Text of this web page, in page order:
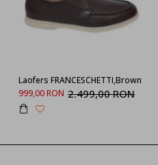
Laofers FRANCESCHETTI,Brown
999,00 RON 2.499,00 RON